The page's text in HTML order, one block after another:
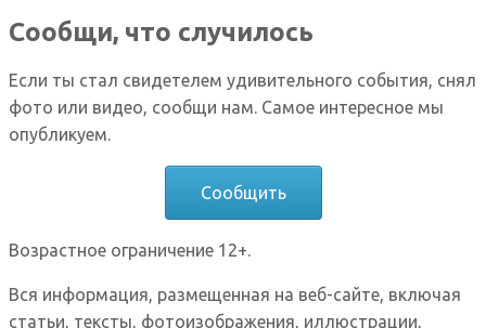
Сообщи, что случилось
Если ты стал свидетелем удивительного события, снял
фото или видео, сообщи нам. Самое интересное мы
опубликуем.
Сообщить
Возрастное ограничение 12+.
Вся информация, размещенная на веб-сайте, включая
статьи, тексты, фотоизображения, иллюстрации,